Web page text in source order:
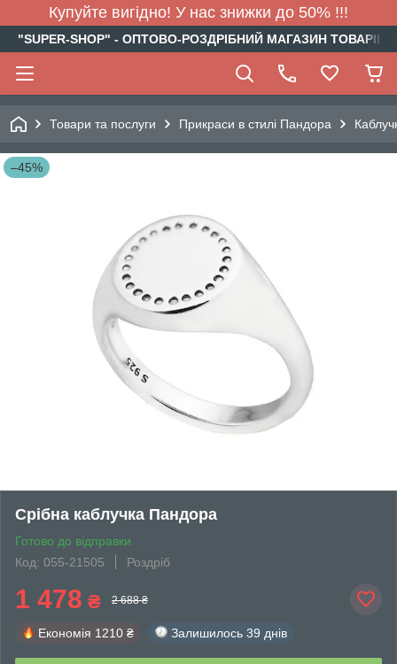
Купуйте вигідно! У нас знижки до 50% !!!
"SUPER-SHOP" - ОПТОВО-РОЗДРІБНИЙ МАГАЗИН
Товари та послуги Прикраси в стилі Пандора
–45%
Срібна каблучка Пандора
Готово до відправки
Код: 055-21505
Роздріб
1 478 ₴ 2 688 ₴
Економія 1210 ₴ Залишилось 39 днів